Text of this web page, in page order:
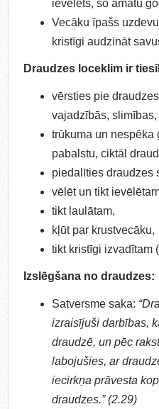
ievēlēts, šo amatu
Vecāku īpašs
kristīgi audzināt
Draudzes loceklim ir
vērsties pie
vajadzībās, slimības,
trūkuma un nespēka
pabalstu, ciktāl
piedalīties draudzes
vēlēt un tikt
tikt laulātam,
kļūt par krustvecāku,
tikt kristīgi izvadītam
Izslēgšana no draudzes:
Satversme saka:
izraisījuši darbības,
draudzē, un pēc
labojušies, ar
iecirkņa prāvesta
draudzes.” (2.29)